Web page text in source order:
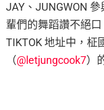
JAY、JUNGWON
輩們的舞蹈讚不絕
TIKTOK 地址中，柾
（@letjungcook7）